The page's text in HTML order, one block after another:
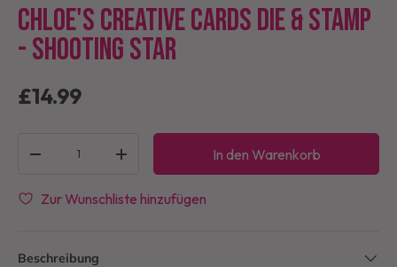
Chloe's Creative Cards Die & Stamp
- Shooting Star
£14.99
-
+ In den Warenkorb
Zur Wunschliste hinzufügen
Beschreibung